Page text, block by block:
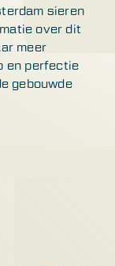
sieren
over dit
meer
en perfectie
gebouwde